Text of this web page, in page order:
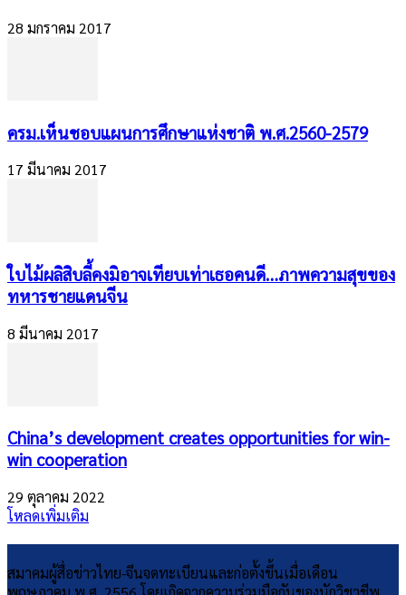
28 มกราคม 2017
​ครม.เห็นชอบแผนการศึกษาแห่งชาติ พ.ศ.2560-2579
17 มีนาคม 2017
​ใบไม้ผลิสิบลี้คงมิอาจเทียบเท่าเธอคนดี…ภาพความสุขของ
ทหารชายแดนจีน
8 มีนาคม 2017
China’s development creates opportunities for win-
win cooperation
29 ตุลาคม 2022
โหลดเพิ่มเติม
สมาคมผู้สื่อข่าวไทย-จีนจดทะเบียนและก่อตั้งขึ้นเมื่อเดือน